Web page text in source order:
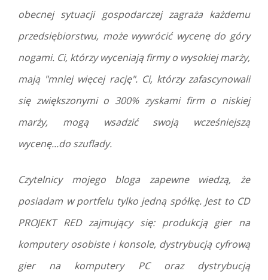
obecnej sytuacji gospodarczej zagraża każdemu
przedsiębiorstwu, może wywrócić wycenę do góry
nogami. Ci, którzy wyceniają firmy o wysokiej marży,
mają "mniej więcej rację". Ci, którzy zafascynowali
się zwiększonymi o 300% zyskami firm o niskiej
marży, mogą wsadzić swoją wcześniejszą
wycenę...do szuflady.
Czytelnicy mojego bloga zapewne wiedzą, że
posiadam w portfelu tylko jedną spółkę. Jest to CD
PROJEKT RED zajmujący się: produkcją gier na
komputery osobiste i konsole, dystrybucją cyfrową
gier na komputery PC oraz dystrybucją